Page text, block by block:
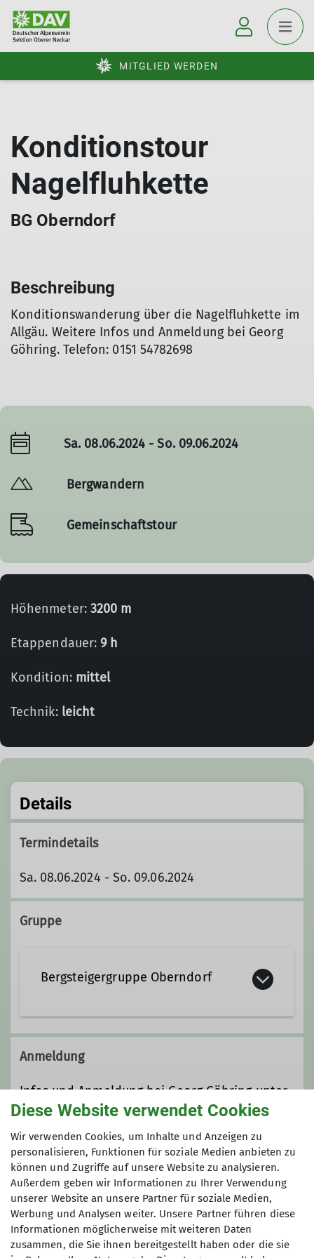
MITGLIED WERDEN
Konditionstour
Nagelfluhkette
BG Oberndorf
Beschreibung
Konditionswanderung über die Nagelfluhkette im
Allgäu. Weitere Infos und Anmeldung bei Georg
Göhring. Telefon: 0151 54782698
Sa. 08.06.2024 - So. 09.06.2024
Bergwandern
Gemeinschaftstour
Höhenmeter: 3200 m
Etappendauer:9 h
Kondition: mittel
Technik: leicht
Details
Termindetails
Sa. 08.06.2024 - So. 09.06.2024
Gruppe
Bergsteigergruppe Oberndorf
Bergsteigergruppe Oberndorf in der
Sektion Oberer Neckar
Details
Anmeldung
Infos und Anmeldung bei Georg Göhring unter
0151 54782698 oder georg@gg-bergtouren.de
Anmeldung bis
07.06.2024
Diese Website verwendet Cookies
Wir verwenden Cookies, um Inhalte und Anzeigen zu
personalisieren, Funktionen für soziale Medien anbieten zu
können und Zugriffe auf unsere Website zu analysieren.
Außerdem geben wir Informationen zu Ihrer Verwendung
unserer Website an unsere Partner für soziale Medien,
Werbung und Analysen weiter. Unsere Partner führen diese
Informationen möglicherweise mit weiteren Daten
zusammen, die Sie ihnen bereitgestellt haben oder die sie